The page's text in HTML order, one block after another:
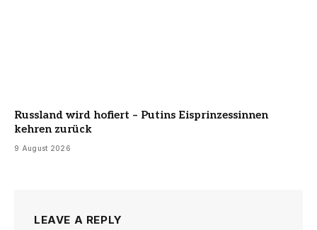
Russland wird hofiert – Putins Eisprinzessinnen
kehren zurück
9 August 2026
LEAVE A REPLY